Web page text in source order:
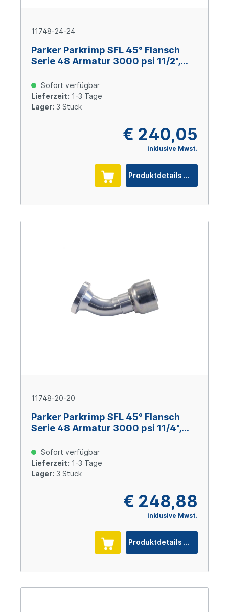
11748-24-24
Parker Parkrimp SFL 45° Flansch
Serie 48 Armatur 3000 psi 11/2",
Cr(VI)-frei
Sofort verfügbar
Lieferzeit: 1-3 Tage
Lager: 3 Stück
€ 240,05
inklusive Mwst.
Produktdetails
11748-20-20
Parker Parkrimp SFL 45° Flansch
Serie 48 Armatur 3000 psi 11/4",
freiSofort verfügbar
Lieferzeit: 1-3 Tage
Lager: 3 Stück
€ 248,88
inklusive Mwst.
Produktdetails